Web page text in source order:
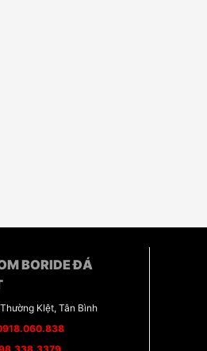
BORIDE ĐÁ
KIệt, Tân Bình